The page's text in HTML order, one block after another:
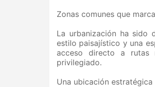
Zonas comunes que
La urbanización ha sido
estilo paisajístico y una
acceso directo a rutas
privilegiado.
Una ubicación estratégica